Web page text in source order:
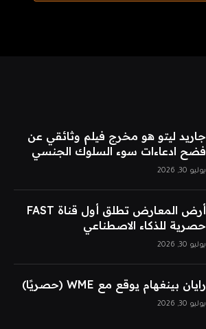
جاريد ليتو هو مخرج فيلم وثائقي عن
فضح ادعاءات سوء السلوك الجنسي
يوليو 30, 2026
أرض المعارض تطلق أول قناة FAST
حصرية للذكاء الاصطناعي
يوليو 30, 2026
رايان بينغهام يوقع مع WME (حصريًا)
يوليو 30, 2026